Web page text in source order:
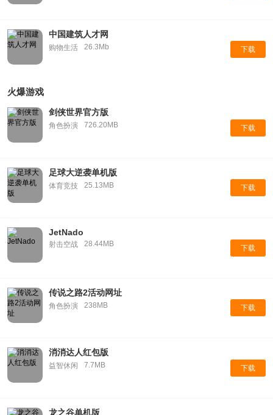
中国建筑人才网
购物生活 26.3Mb 下载
火爆游戏
剑侠世界官方版
角色扮演 726.20MB 下载
足球大逆袭单机版
体育竞技 25.13MB 下载
JetNado
射击空战 28.44MB 下载
传说之路2活动网址
角色扮演 238MB 下载
消消达人红包版
益智休闲 7.7MB 下载
龙之谷单机版